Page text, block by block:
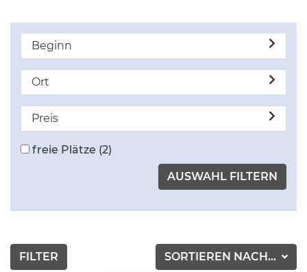
Beginn
Ort
Preis
freie Plätze (2)
SORTIEREN NACH...
FILTER